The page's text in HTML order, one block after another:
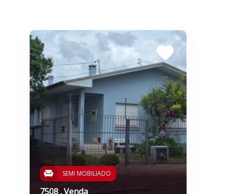
SEMI MOBILIADO
7508 . Venda